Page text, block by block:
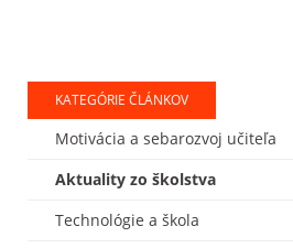
KATEGÓRIE ČLÁNKOV
Motivácia a sebarozvoj učiteľa
Aktuality zo školstva
Technológie a škola